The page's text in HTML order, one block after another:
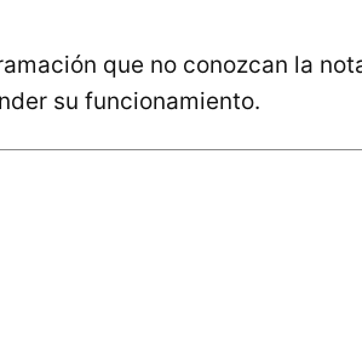
que no conozcan la
su funcionamiento.